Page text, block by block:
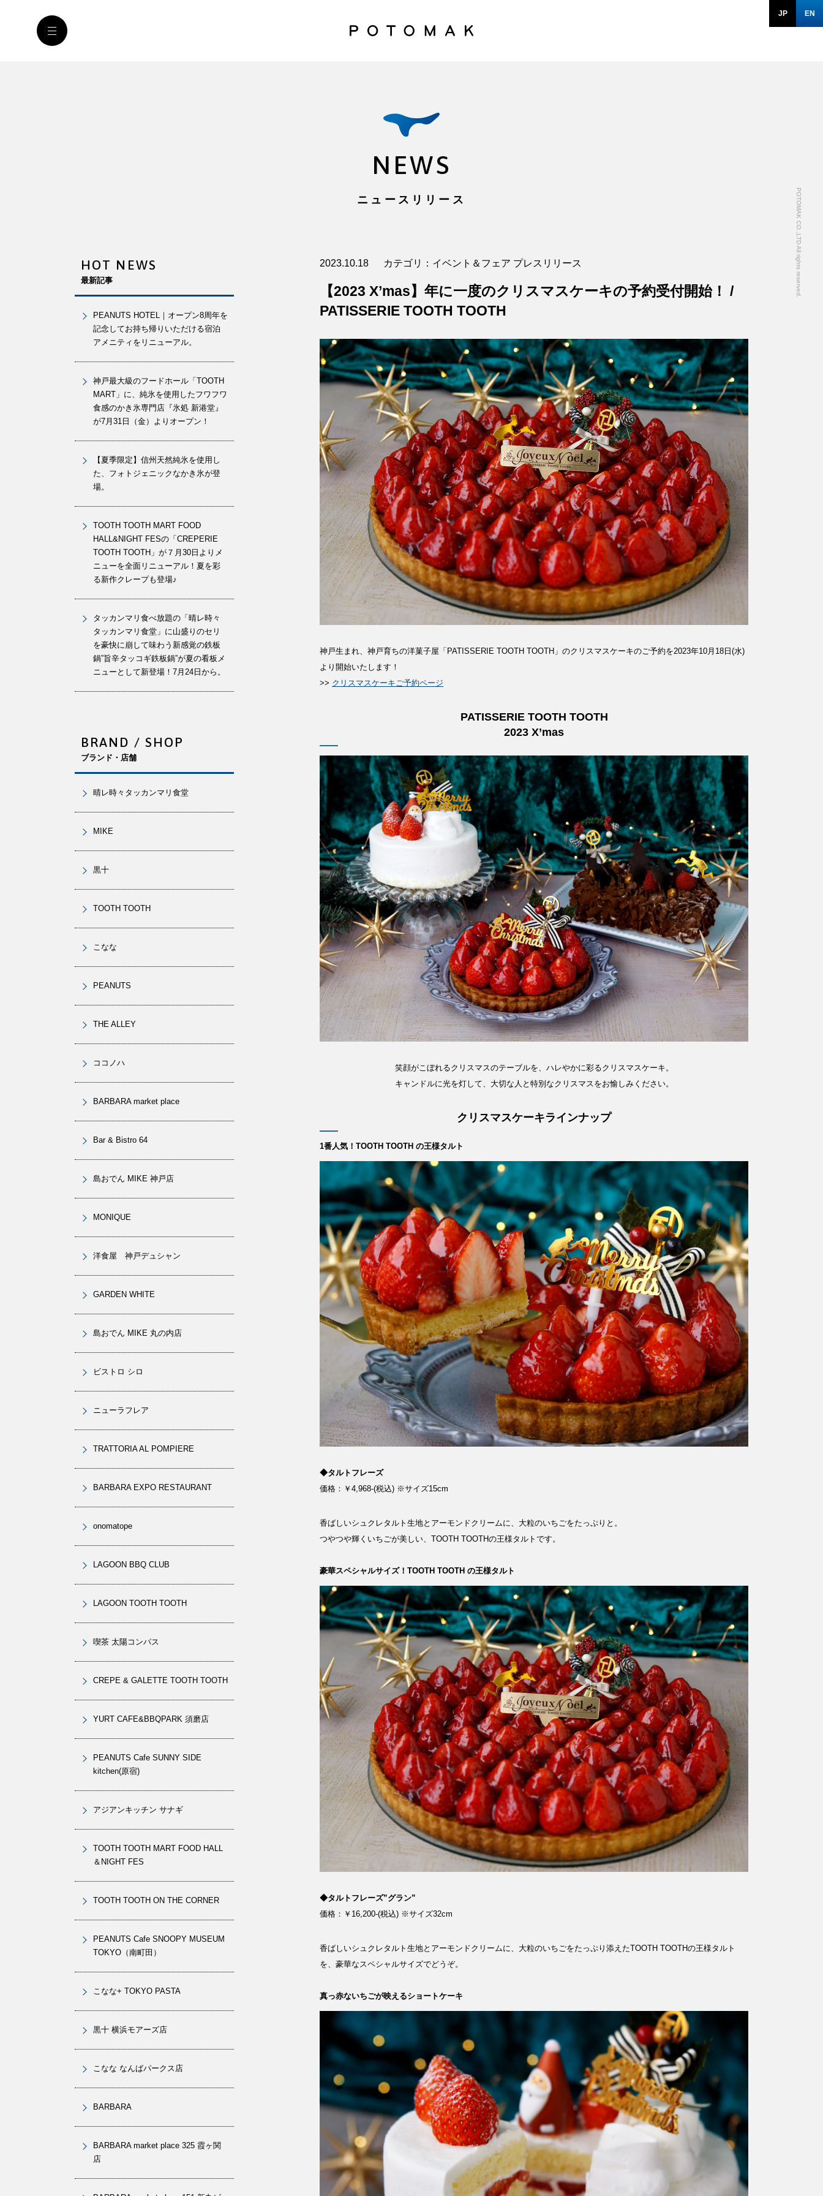
JP EN
MESSAGE
COMPANY
BRAND/SHOP
DOMAIN
RECRUIT
NEWS
CLOSE
NEWS
ニュースリリース
2023.10.18 カテゴリ：イベント＆フェア プレスリリース
【2023 X’mas】年に一度のクリスマスケーキの予約受付開始！ /
PATISSERIE TOOTH TOOTH
神戸生まれ、神戸育ちの洋菓子屋「PATISSERIE TOOTH TOOTH」のクリスマスケーキのご予約を2023年10月18日(水)
より開始いたします！
>> クリスマスケーキご予約ページ
PATISSERIE TOOTH TOOTH
2023 X’mas
笑顔がこぼれるクリスマスのテーブルを、ハレやかに彩るクリスマスケーキ。
キャンドルに光を灯して、大切な人と特別なクリスマスをお愉しみください。
クリスマスケーキラインナップ
1番人気！TOOTH TOOTH の王様タルト
◆タルトフレーズ
価格：￥4,968-(税込) ※サイズ15cm
香ばしいシュクレタルト生地とアーモンドクリームに、大粒のいちごをたっぷりと。​
つやつや輝くいちごが美しい、TOOTH TOOTHの王様タルトです。​
豪華スペシャルサイズ！TOOTH TOOTH の王様タルト
◆タルトフレーズ”グラン”
価格：￥16,200-(税込) ※サイズ32cm
香ばしいシュクレタルト生地とアーモンドクリームに、大粒のいちごをたっぷり添えたTOOTH TOOTHの王様タルト
を、豪華なスペシャルサイズでどうぞ。
真っ赤ないちごが映えるショートケーキ​
HOT NEWS
最新記事
PEANUTS HOTEL｜オープン8周年を
記念してお持ち帰りいただける宿泊
アメニティをリニューアル。
神戸最大級のフードホール「TOOTH
MART」に、純氷を使用したフワフワ
食感のかき氷専門店『氷処 新港堂』
が7月31日（金）よりオープン！
【夏季限定】信州天然純氷を使用し
た、フォトジェニックなかき氷が登
場。
TOOTH TOOTH MART FOOD
HALL&NIGHT FESの「CREPERIE
TOOTH TOOTH」が７月30日よりメ
ニューを全面リニューアル！夏を彩
る新作クレープも登場♪
タッカンマリ食べ放題の「晴レ時々
タッカンマリ食堂」に山盛りのセリ
を豪快に崩して味わう新感覚の鉄板
鍋”旨辛タッコギ鉄板鍋”が夏の看板メ
ニューとして新登場！7月24日から。
BRAND / SHOP
ブランド・店舗
晴レ時々タッカンマリ食堂
MIKE
黒十
TOOTH TOOTH
こなな
PEANUTS
THE ALLEY
ココノハ
BARBARA market place
Bar & Bistro 64
島おでん MIKE 神戸店
MONIQUE
洋食屋 神戸デュシャン
GARDEN WHITE
島おでん MIKE 丸の内店
ビストロ シロ
ニューラフレア
TRATTORIA AL POMPIERE
BARBARA EXPO RESTAURANT
onomatope
LAGOON BBQ CLUB
LAGOON TOOTH TOOTH
喫茶 太陽コンパス
CREPE & GALETTE TOOTH TOOTH
YURT CAFE&BBQPARK 須磨店
PEANUTS Cafe SUNNY SIDE
kitchen(原宿)
アジアンキッチン サナギ
TOOTH TOOTH MART FOOD HALL
＆NIGHT FES
TOOTH TOOTH ON THE CORNER
PEANUTS Cafe SNOOPY MUSEUM
TOKYO（南町田）
こなな+ TOKYO PASTA
黒十 横浜モアーズ店
こなな なんばパークス店
BARBARA
BARBARA market place 325 霞ヶ関
店
POTOMAK CO.,LTD All rights reserved.